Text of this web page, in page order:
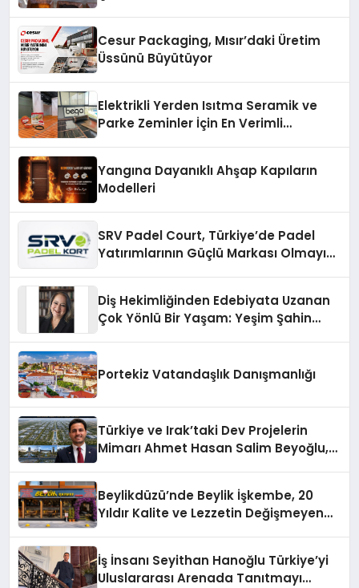
Cesur Packaging, Mısır’daki Üretim
Üssünü Büyütüyor
Elektrikli Yerden Isıtma Seramik ve
Parke Zeminler İçin En Verimli
Yangına Dayanıklı Ahşap Kapıların
Modelleri
SRV Padel Court, Türkiye’de Padel
Yatırımlarının Güçlü Markası Olmayı
Diş Hekimliğinden Edebiyata Uzanan
Çok Yönlü Bir Yaşam: Yeşim Şahin
Portekiz Vatandaşlık Danışmanlığı
Türkiye ve Irak’taki Dev Projelerin
Mimarı Ahmet Hasan Salim Beyoğlu,
Hayata Geçirecek
Beylikdüzü’nde Beylik İşkembe, 20
Yıldır Kalite ve Lezzetin Değişmeyen
İş İnsanı Seyithan Hanoğlu Türkiye’yi
Uluslararası Arenada Tanıtmayı